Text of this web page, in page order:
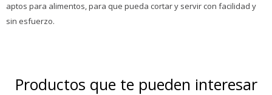
aptos para alimentos, para que pueda cortar y servir con facilidad y
sin esfuerzo.
Productos que te pueden interesar